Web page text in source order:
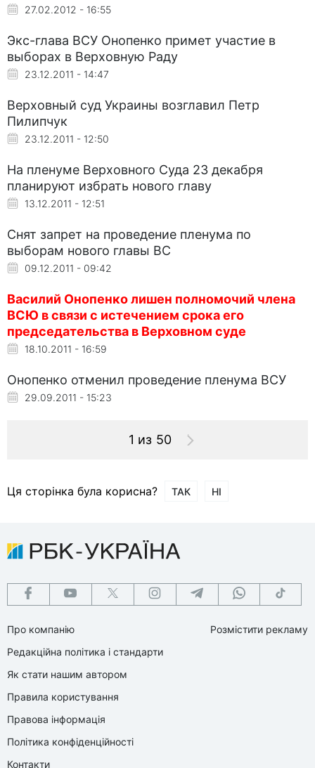
27.02.2012 - 16:55
Экс-глава ВСУ Онопенко примет участие в
выборах в Верховную Раду
23.12.2011 - 14:47
Верховный суд Украины возглавил Петр
Пилипчук
23.12.2011 - 12:50
На пленуме Верховного Суда 23 декабря
планируют избрать нового главу
13.12.2011 - 12:51
Снят запрет на проведение пленума по
выборам нового главы ВС
09.12.2011 - 09:42
Василий Онопенко лишен полномочий члена
ВСЮ в связи с истечением срока его
председательства в Верховном суде
18.10.2011 - 16:59
Онопенко отменил проведение пленума ВСУ
29.09.2011 - 15:23
1 из 50
Ця сторінка була корисна? ТАК НІ
Про компанію
Редакційна політика і стандарти
Як стати нашим автором
Правила користування
Правова інформація
Політика конфіденційності
Контакти
Розмістити рекламу